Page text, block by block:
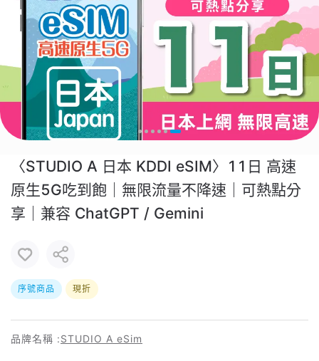
〈STUDIO A 日本 KDDI eSIM〉11日 高速
原生5G吃到飽｜無限流量不降速｜可熱點分
享｜兼容 ChatGPT / Gemini
序號商品 現折
品牌名稱 :STUDIO A eSim